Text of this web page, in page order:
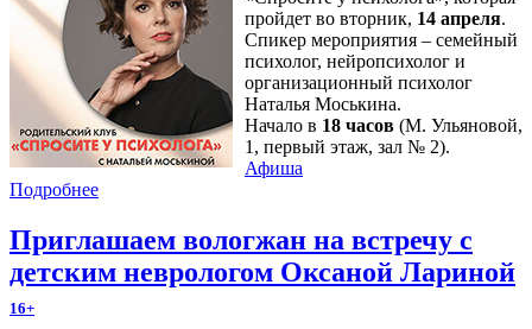
пройдет во вторник, 14 апреля.
Спикер мероприятия – семейный
психолог, нейропсихолог и
организационный психолог
Наталья Моськина.
Начало в 18 часов (М. Ульяновой,
1, первый этаж, зал № 2).
Афиша
Подробнее
Приглашаем вологжан на встречу с
детским неврологом Оксаной Лариной
16+